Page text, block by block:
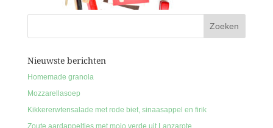
Nieuwste berichten
Homemade granola
Mozzarellasoep
Kikkererwtensalade met rode biet, sinaasappel en firik
Zoute aardappeltjes met mojo verde uit Lanzarote